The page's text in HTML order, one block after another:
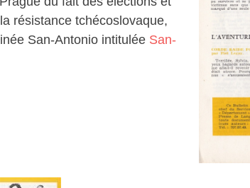
résistance tchécoslovaque,
San-Antonio intitulée San-